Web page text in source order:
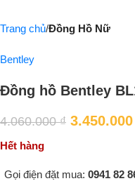
Trang chủ Đồng Hồ Nữ
Bentley
Đồng hồ Bentley
4.060.000₫ 3.450.000
Hết hàng
Gọi điện đặt mua: 0941 82